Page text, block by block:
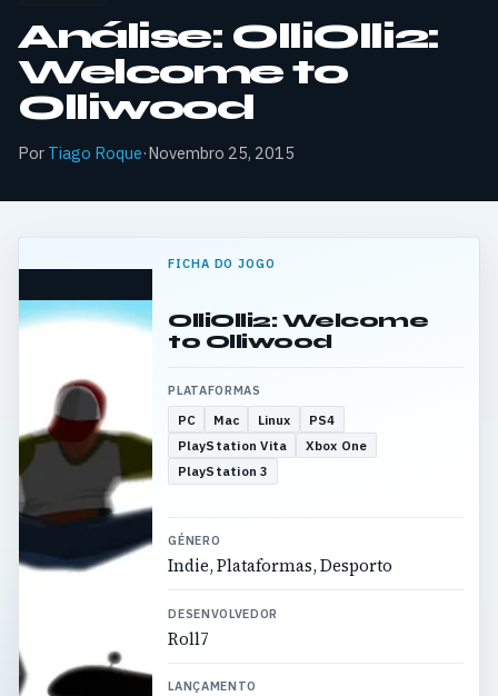
Análise: OlliOlli2:
Welcome to
Olliwood
Por Tiago Roque·Novembro 25, 2015
FICHA DO JOGO
OlliOlli2: Welcome
to Olliwood
PLATAFORMAS
PC Mac Linux
PS4
PlayStation Vita
Xbox One
PlayStation 3
GÉNERO
Indie, Plataformas, Desporto
DESENVOLVEDOR
Roll7
LANÇAMENTO